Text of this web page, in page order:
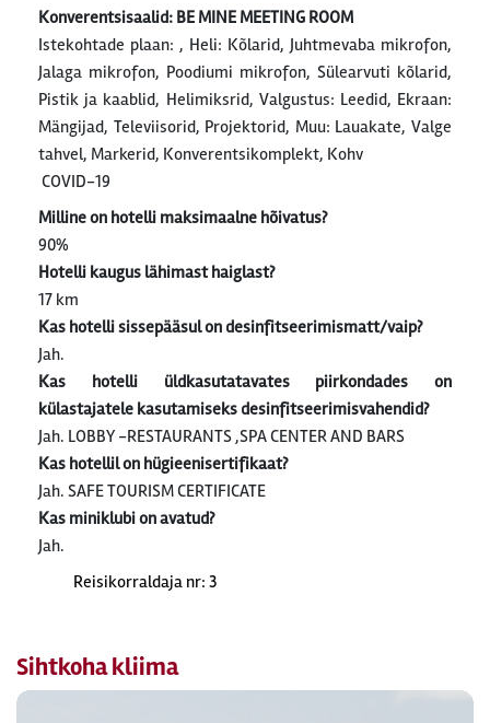
Konverentsisaalid: BE MINE MEETING ROOM
Istekohtade plaan: , Heli: Kõlarid, Juhtmevaba mikrofon,
Jalaga mikrofon, Poodiumi mikrofon, Sülearvuti kõlarid,
Pistik ja kaablid, Helimiksrid, Valgustus: Leedid, Ekraan:
Mängijad, Televiisorid, Projektorid, Muu: Lauakate, Valge
tahvel, Markerid, Konverentsikomplekt, Kohv
COVID-19
Milline on hotelli maksimaalne hõivatus?
90%
Hotelli kaugus lähimast haiglast?
17 km
Kas hotelli sissepääsul on desinfitseerimismatt/vaip?
Jah.
Kas hotelli üldkasutatavates piirkondades on
külastajatele kasutamiseks desinfitseerimisvahendid?
Jah. LOBBY -RESTAURANTS ,SPA CENTER AND BARS
Kas hotellil on hügieenisertifikaat?
Jah. SAFE TOURISM CERTIFICATE
Kas miniklubi on avatud?
Jah.
Reisikorraldaja nr: 3
Sihtkoha kliima